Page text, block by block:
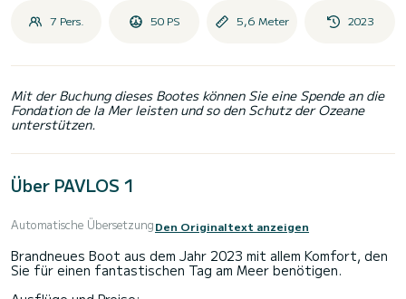
7 Pers. 50 PS 5,6 Meter 2023
Mit der Buchung dieses Bootes können Sie eine Spende an die
Fondation de la Mer leisten und so den Schutz der Ozeane
unterstützen.
Über PAVLOS 1
Automatische ÜbersetzungDen Originaltext anzeigen
Brandneues Boot aus dem Jahr 2023 mit allem Komfort, den
Sie für einen fantastischen Tag am Meer benötigen.